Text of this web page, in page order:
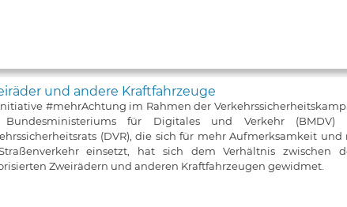
und andere Kraftfahrzeuge
#mehrAchtung im Rahmen der
Bundesministeriums für Digitales und Verkehr (BMDV)
(DVR), die sich für mehr Aufmerksamkeit
einsetzt, hat sich dem Verhältnis zwischen
Zweirädern und anderen Kraftfahrzeugen gewidmet.